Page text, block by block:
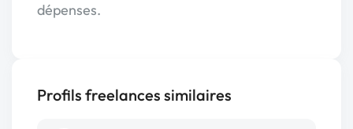
dépenses.
Profils freelances similaires